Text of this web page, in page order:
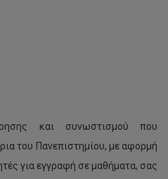
και συνωστισμού που
του Πανεπιστημίου, με αφορμή
για εγγραφή σε μαθήματα, σας